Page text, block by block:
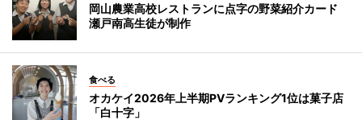
岡山農業高校レストランに点字の野菜紹介カード
瀬戸南高生徒が制作
食べる
オカケイ2026年上半期PVランキング1位は菓子店
「白十字」